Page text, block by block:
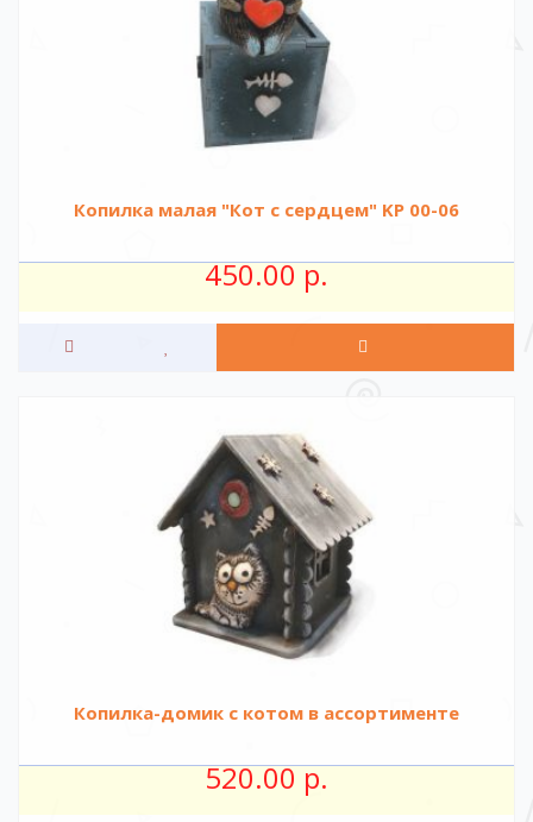
Копилка малая "Кот с сердцем" KР 00-06
450.00 р.
Копилка-домик с котом в ассортименте
520.00 р.